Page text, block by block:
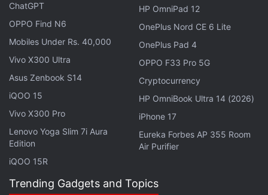
ChatGPT
OPPO Find N6
Mobiles Under Rs. 40,000
Vivo X300 Ultra
Asus Zenbook S14
iQOO 15
Vivo X300 Pro
Lenovo Yoga Slim 7i Aura
Edition
iQOO 15R
HP OmniPad 12
OnePlus Nord CE 6 Lite
OnePlus Pad 4
OPPO F33 Pro 5G
Cryptocurrency
HP OmniBook Ultra 14 (2026)
iPhone 17
Eureka Forbes AP 355 Room
Air Purifier
Trending Gadgets and Topics